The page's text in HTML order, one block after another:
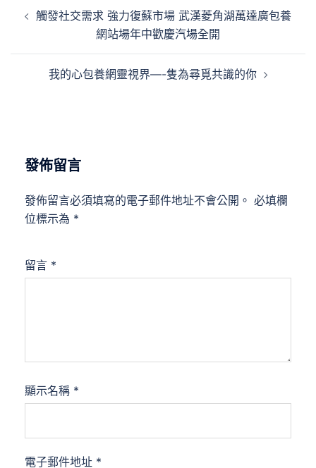
章
觸發社交需求 強力復蘇市場 武漢菱角湖萬達廣包養
網站場年中歡慶汽場全開
我的心包養網靈視界—-隻為尋覓共識的你
發佈留言
發佈留言必須填寫的電子郵件地址不會公開。 必填欄
位標示為 *
留言 *
顯示名稱 *
電子郵件地址 *